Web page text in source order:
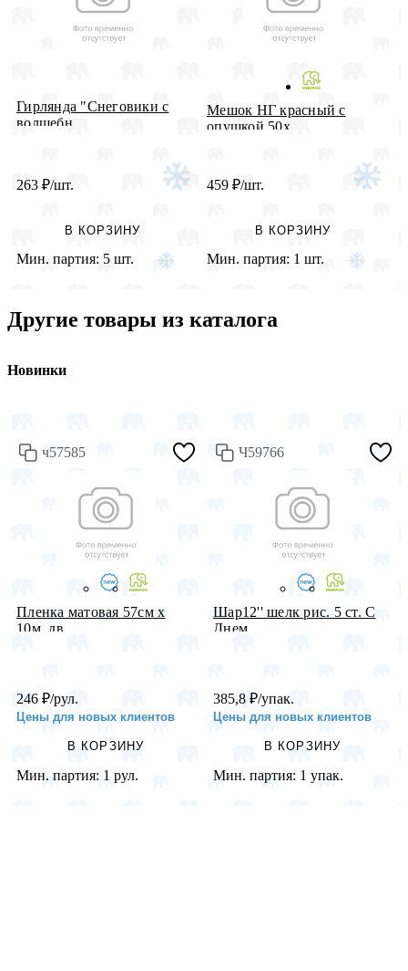
Гирлянда "Снеговики с
волшебн...
263 ₽/шт.
В КОРЗИНУ
Мин. партия: 5 шт.
Мешок НГ красный с
опушкой 50х...
459 ₽/шт.
В КОРЗИНУ
Мин. партия: 1 шт.
Другие товары из каталога
Новинки
ч57585
Пленка матовая 57см х
10м, дв...
246 ₽/рул.
Цены для новых клиентов
В КОРЗИНУ
Мин. партия: 1 рул.
Ч59766
Шар12'' шелк рис. 5 ст. С
Днем...
385,8 ₽/упак.
Цены для новых клиентов
В КОРЗИНУ
Мин. партия: 1 упак.